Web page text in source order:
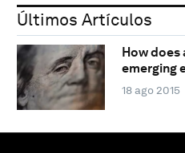
Últimos Artículos
How
emerging
18 ago 2015